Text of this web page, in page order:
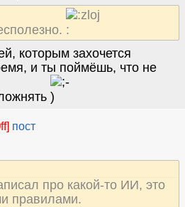
которым захочется
и ты поймёшь, что не
пост
про какой-то ИИ, это
правилами.